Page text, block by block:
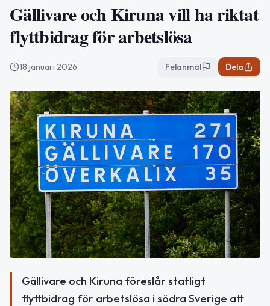
Gällivare och Kiruna vill ha riktat
flyttbidrag för arbetslösa
18 januari 2026 Felanmäl Dela
Gällivare och Kiruna föreslår statligt
flyttbidrag för arbetslösa i södra Sverige att